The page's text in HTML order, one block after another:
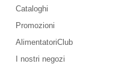
Cataloghi
Promozioni
AlimentatoriClub
I nostri negozi